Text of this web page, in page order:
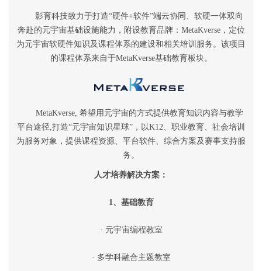
影育科技致力于打造“硬件+软件”端云协同、软硬一体双向
奔赴的元宇宙基础设施能力，附设教育品牌： MetaKverse，定位
为元宇宙软硬件知识及课程体系的建设和相关培训服务。该项目
的课程体系来自于MetaKverse基础教育板块。
MetaKverse, 希望用元宇宙的方式提供教育知识内容与教学
平台途径,打造“元宇宙知识星球”，以K12、职业教育、社会培训
为服务对象，提供课程资源、平台软件、综合方案及赛事支持服
务。
人才培养解决方案：
1、基础教育
· 元宇宙编程教室
· 多学科融合主题教室